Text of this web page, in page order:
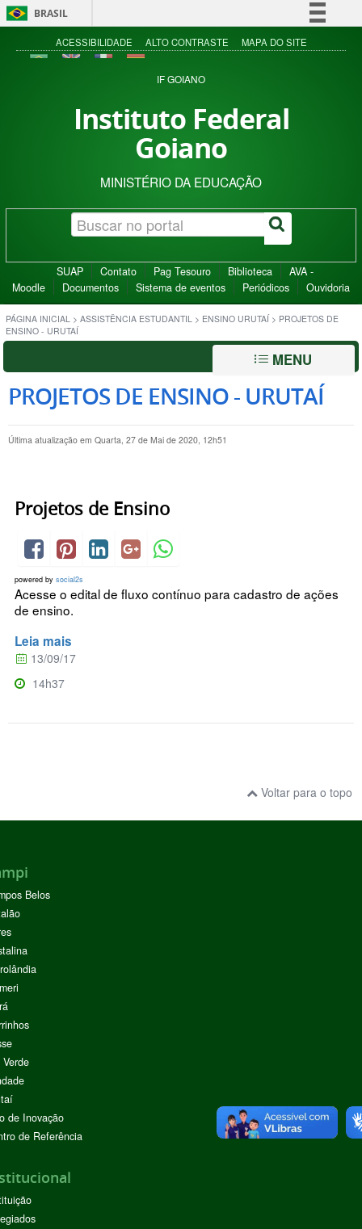
BRASIL
Simplifique!
Acesso à informação
ACESSIBILIDADE ALTO CONTRASTE MAPA DO SITE
IF GOIANO
Instituto Federal
Goiano
MINISTÉRIO DA EDUCAÇÃO
SUAP Contato Pag Tesouro Biblioteca
AVA -
Moodle
Documentos Sistema de eventos Periódicos Ouvidoria
PÁGINA INICIAL > ASSISTÊNCIA ESTUDANTIL > ENSINO URUTAÍ > PROJETOS DE
ENSINO - URUTAÍ
MENU
PROJETOS DE ENSINO - URUTAÍ
Última atualização em Quarta, 27 de Mai de 2020, 12h51
Projetos de Ensino
powered by social2s
Acesse o edital de fluxo contínuo para cadastro de ações
de ensino.
Leia mais
13/09/17
14h37
Voltar para o topo
Belos
de Inovação
de Referência